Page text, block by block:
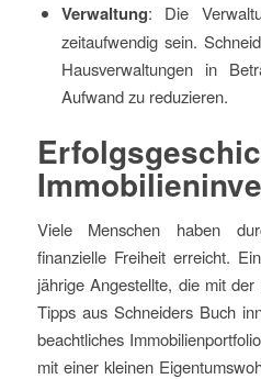
Verwaltung: Die
zeitaufwendig sein.
Hausverwaltungen in
Aufwand zu reduzieren.
Viele Menschen haben
finanzielle Freiheit erreicht.
jährige Angestellte, die mit
Tipps aus Schneiders Buch
beachtliches
mit einer kleinen